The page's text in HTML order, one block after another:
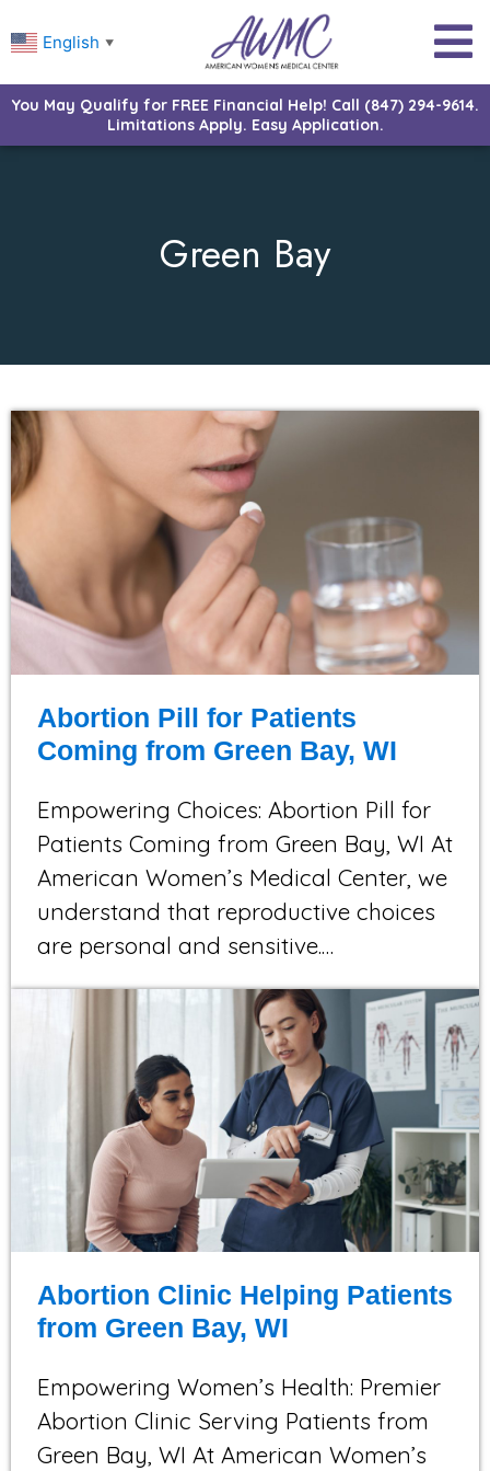
English ▼
You May Qualify for FREE Financial Help! Call (847) 294-9614.
Limitations Apply. Easy Application.
Green Bay
Abortion Pill for Patients
Coming from Green Bay, WI
Empowering Choices: Abortion Pill for
Patients Coming from Green Bay, WI At
American Women’s Medical Center, we
understand that reproductive choices
are personal and sensitive.…
Abortion Clinic Helping Patients
from Green Bay, WI
Empowering Women’s Health: Premier
Abortion Clinic Serving Patients from
Green Bay, WI At American Women’s